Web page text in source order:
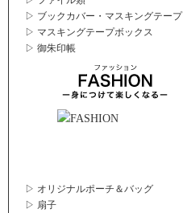
▷ ブックカバー・マスキングテープ
▷ マスキングテープボックス
▷ 御朱印帳
▷ オリジナルポーチ＆バッグ
▷ 扇子